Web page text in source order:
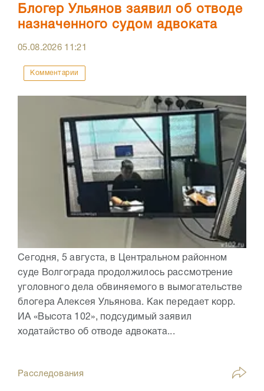
Блогер Ульянов заявил об отводе
назначенного судом адвоката
05.08.2026 11:21
Комментарии
Сегодня, 5 августа, в Центральном районном
суде Волгограда продолжилось рассмотрение
уголовного дела обвиняемого в вымогательстве
блогера Алексея Ульянова. Как передает корр.
ИА «Высота 102», подсудимый заявил
ходатайство об отводе адвоката...
Расследования